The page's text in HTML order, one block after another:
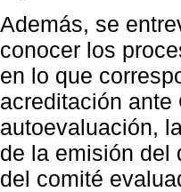
Además, se
conocer los
en lo que
acreditación
autoevaluación,
de la emisión del
del comité